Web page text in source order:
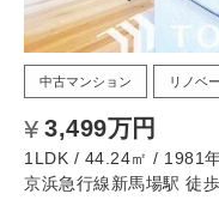
中古マンション リノベ
3,499万円
1LDK / 44.24㎡ / 1981
京浜急行線新馬場駅 徒